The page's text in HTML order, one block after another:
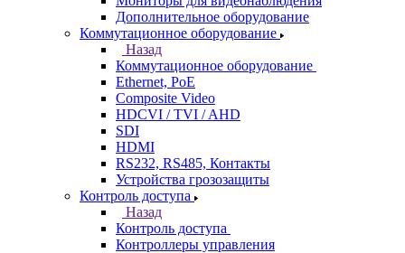
Дополнительное оборудование
Коммутационное оборудование
Назад
Коммутационное оборудование
Ethernet, PoE
Composite Video
HDCVI / TVI / AHD
SDI
HDMI
RS232, RS485, Контакты
Устройства грозозащиты
Контроль доступа
Назад
Контроль доступа
Контроллеры управления